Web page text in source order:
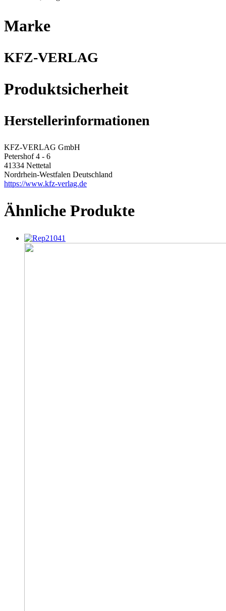
Marke
KFZ-VERLAG
Produktsicherheit
Herstellerinformationen
KFZ-VERLAG GmbH
Petershof 4 - 6
41334 Nettetal
Nordrhein-Westfalen Deutschland
https://www.kfz-verlag.de
Ähnliche Produkte